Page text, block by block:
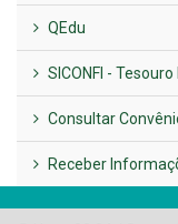
LINKS ÚTEIS
AMUPE
Governo de
Tribunal de